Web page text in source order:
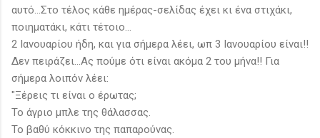
αυτό...Στο τέλος κάθε ημέρας-σελίδας έχει κι ένα στιχάκι,
ποιηματάκι, κάτι τέτοιο...
2 Ιανουαρίου ήδη, και για σήμερα λέει, ωπ 3 Ιανουαρίου είναι!!
Δεν πειράζει...Ας πούμε ότι είναι ακόμα 2 του μήνα!! Για
σήμερα λοιπόν λέει:
"Ξέρεις τι είναι ο έρωτας;
Το άγριο μπλε της θάλασσας.
Το βαθύ κόκκινο της παπαρούνας.